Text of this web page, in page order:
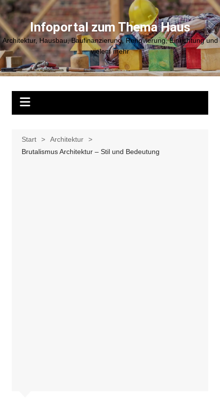
Zum
Inhalt
springenInfoportal zum Thema Haus
Architektur, Hausbau, Baufinanzierung, Renovierung, Einrichtung und
vielem mehr
Start
Architektur
Brutalismus Architektur – Stil und Bedeutung